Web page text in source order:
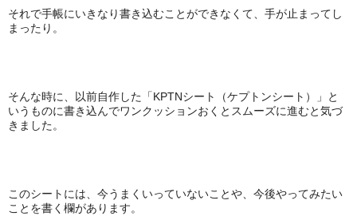
それで手帳にいきなり書き込むことができなくて、手が止まってし
まったり。
そんな時に、以前自作した「KPTNシート（ケプトンシート）」と
いうものに書き込んでワンクッションおくとスムーズに進むと気づ
きました。
このシートには、今うまくいっていないことや、今後やってみたい
ことを書く欄があります。